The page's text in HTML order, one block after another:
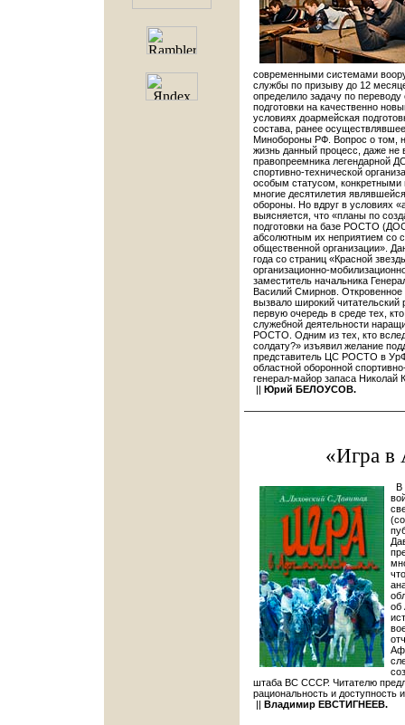
современными системами
службы по призыву до 12
определило задачу по
подготовки на качественно
условиях доармейская
состава, ранее
Минобороны РФ. Вопрос о том,
жизнь данный процесс, даже не
правопреемника легендарной
спортивно-технической
особым статусом, конкретными
многие десятилетия
обороны. Но вдруг в условиях
выясняется, что «планы по
подготовки на базе РОСТО
абсолютным их неприятием со
общественной организации».
года со страниц «Красной
организационно-
заместитель начальника
Василий Смирнов.
вызвало широкий читательский
первую очередь в среде тех,
служебной деятельности
РОСТО. Одним из тех, кто
солдату?» изъявил желание
представитель ЦС РОСТО в
областной оборонной
генерал-майор запаса
|| Юрий БЕЛОУСОВ.
«Игра в
В
об
штаба ВС СССР. Читателю
рациональность и доступность
|| Владимир ЕВСТИГНЕЕВ.